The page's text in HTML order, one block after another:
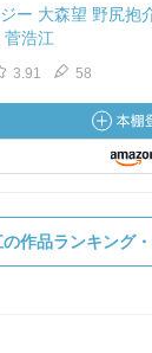
ー 大森望 野尻抱
菅浩江
3.91 58
作品ランキング